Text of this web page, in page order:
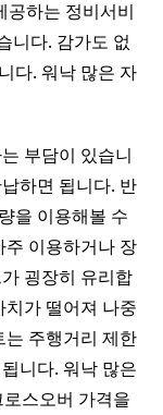
공하는 정비서비
니다. 감가도 없
다. 워낙 많은 자
부담이 있습니
하면 됩니다. 반
을 이용해볼 수
주 이용하거나 장
굉장히 유리합
가 떨어져 나중
는 주행거리 제한
니다. 워낙 많은
스오버 가격을